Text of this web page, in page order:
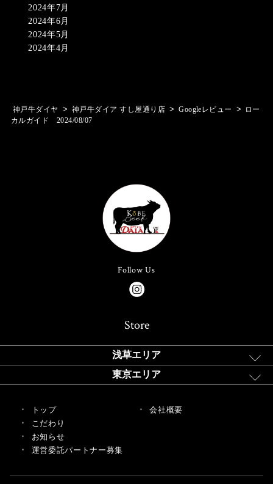
2024年7月
2024年6月
2024年5月
2024年4月
神戸牛ダイヤ > 神戸牛ダイア すし屋通り店 > Googleレビュー >
ロー
カルガイド 2024/08/07
Follow Us
Store
浅草エリア
東京エリア
トップ
こだわり
お知らせ
運営委託パートナー募集
会社概要